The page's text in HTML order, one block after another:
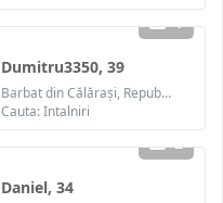
1
Dumitru3350, 39
Barbat din Călăraşi, Republica Moldova
Cauta: Intalniri
2
Daniel, 34